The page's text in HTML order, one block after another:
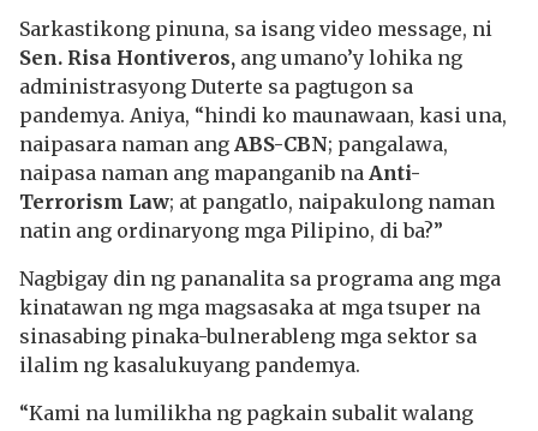
Sarkastikong pinuna, sa isang video message, ni
Sen. Risa Hontiveros, ang umano’y lohika ng
administrasyong Duterte sa pagtugon sa
pandemya. Aniya, “hindi ko maunawaan, kasi una,
naipasara naman ang ABS-CBN; pangalawa,
naipasa naman ang mapanganib na Anti-
Terrorism Law; at pangatlo, naipakulong naman
natin ang ordinaryong mga Pilipino, di ba?”
Nagbigay din ng pananalita sa programa ang mga
kinatawan ng mga magsasaka at mga tsuper na
sinasabing pinaka-bulnerableng mga sektor sa
ilalim ng kasalukuyang pandemya.
“Kami na lumilikha ng pagkain subalit walang